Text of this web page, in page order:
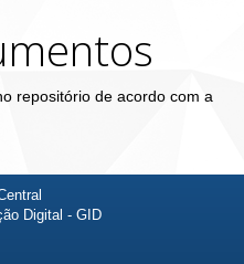
repositório de acordo com a
Digital - GID